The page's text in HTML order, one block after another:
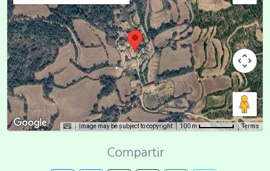
Image may be subject to copyright 100 m Terms
Compartir